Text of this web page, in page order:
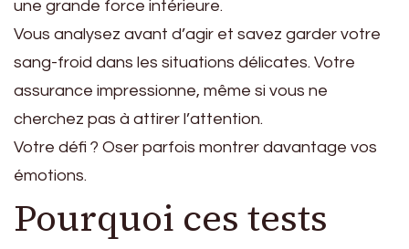
une grande force intérieure.
Vous analysez avant d’agir et savez garder votre
sang-froid dans les situations délicates. Votre
assurance impressionne, même si vous ne
cherchez pas à attirer l’attention.
Votre défi ? Oser parfois montrer davantage vos
émotions.
Pourquoi ces tests